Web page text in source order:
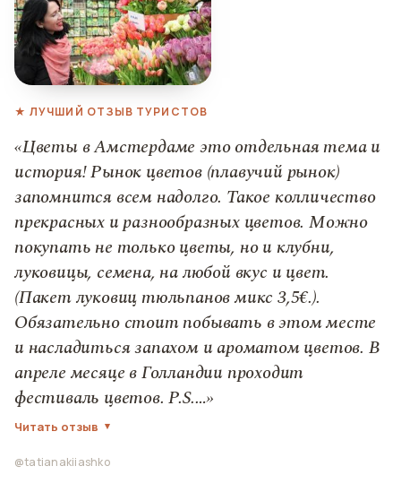
★ ЛУЧШИЙ ОТЗЫВ ТУРИСТОВ
«Цветы в Амстердаме это отдельная тема и
история! Рынок цветов (плавучий рынок)
запомнится всем надолго. Такое колличество
прекрасных и разнообразных цветов. Можно
покупать не только цветы, но и клубни,
луковицы, семена, на любой вкус и цвет.
(Пакет луковиц тюльпанов микс 3,5€.).
Обязательно стоит побывать в этом месте
и насладиться запахом и ароматом цветов. В
апреле месяце в Голландии проходит
фестиваль цветов. P.S.…»
Читать отзыв
@tatianakiiashko